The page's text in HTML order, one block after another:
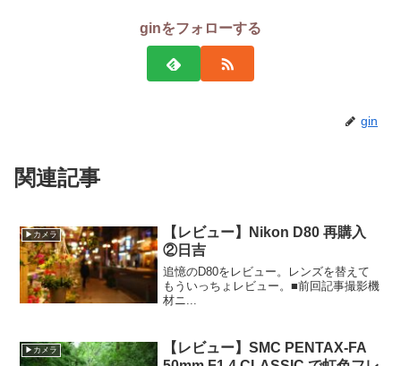
ginをフォローする
gin
関連記事
▶カメラ
【レビュー】Nikon D80 再購入
②日吉
追憶のD80をレビュー。レンズを替えて
もういっちょレビュー。■前回記事撮影機
材ニ...
▶カメラ
【レビュー】SMC PENTAX-FA